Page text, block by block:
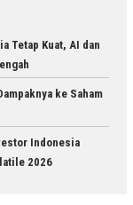
Tetap Kuat, AI dan
ke Saham
Indonesia
2026